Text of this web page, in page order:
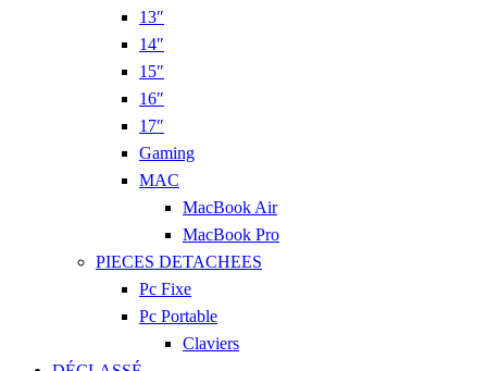
13″
14″
15″
16″
17″
Gaming
MAC
MacBook Air
MacBook Pro
PIECES DETACHEES
Pc Fixe
Pc Portable
Claviers